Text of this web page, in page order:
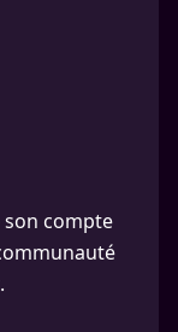
son compte